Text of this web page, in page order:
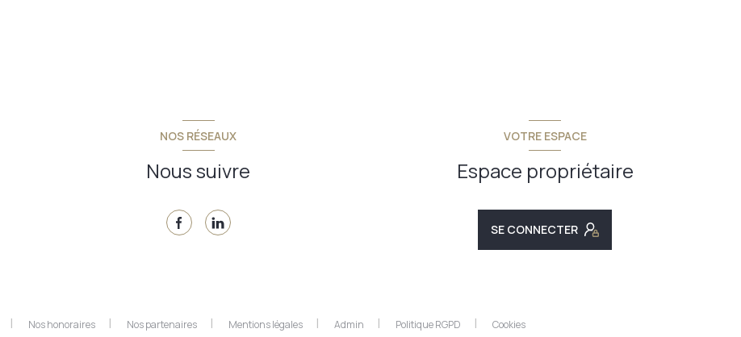
NOS RÉSEAUX
Nous suivre
VOTRE ESPACE
Espace propriétaire
SE CONNECTER
Nos honoraires Nos partenaires Mentions légales Admin Politique RGPD Cookies